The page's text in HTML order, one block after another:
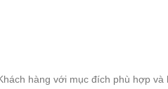
hàng với mục đích phù hợp và